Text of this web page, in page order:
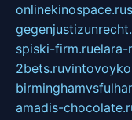
onlinekinospace.ru
spiski-firm.ruelara-
2bets.ru
amadis-